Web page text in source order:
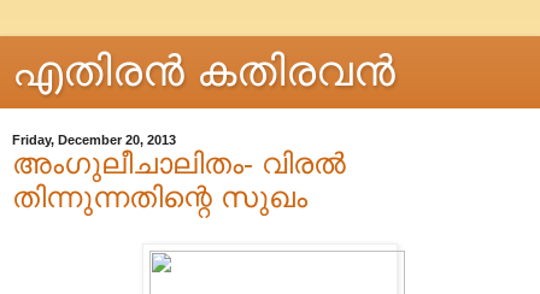
എതിരന്‍ കതിരവന്‍
Friday, December 20, 2013
അംഗുലീചാലിതം- വിരൽ
തിന്നുന്നതിന്റെ സുഖം